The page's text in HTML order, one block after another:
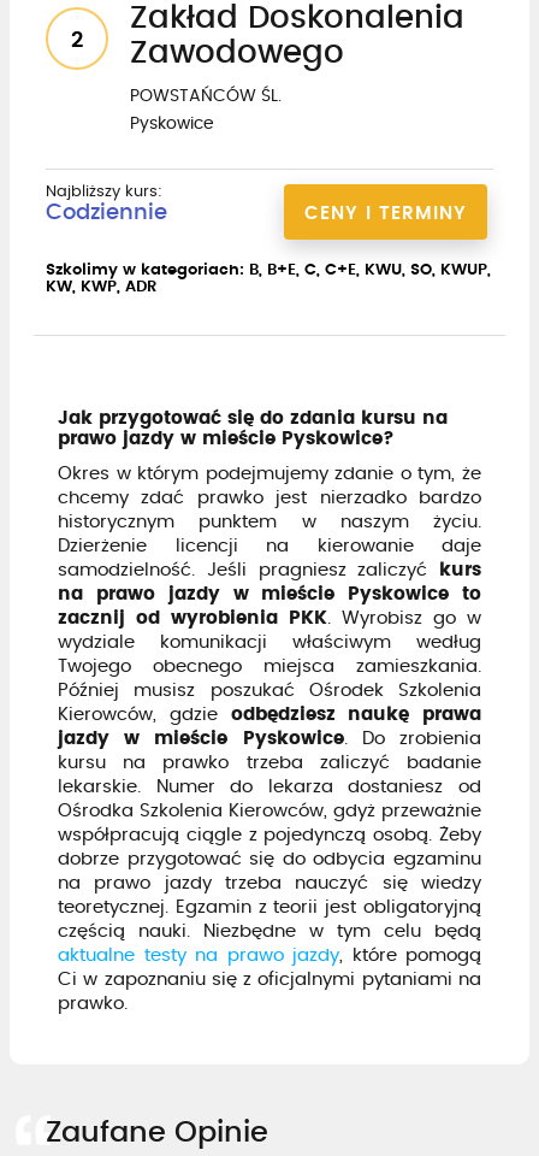
2
Zakład Doskonalenia
Zawodowego
POWSTAŃCÓW ŚL.
Pyskowice
CENY I TERMINY
Najbliższy kurs:
Codziennie
Szkolimy w kategoriach: B, B+E, C, C+E, KWU, SO, KWUP,
KW, KWP, ADR
Jak przygotować się do zdania kursu na
prawo jazdy w mieście Pyskowice?
Okres w którym podejmujemy zdanie o tym, że
chcemy zdać prawko jest nierzadko bardzo
historycznym punktem w naszym życiu.
Dzierżenie licencji na kierowanie daje
samodzielność. Jeśli pragniesz zaliczyć
kurs
na prawo jazdy w mieście Pyskowice to
zacznij od wyrobienia PKK . Wyrobisz go w
wydziale komunikacji właściwym według
Twojego obecnego miejsca zamieszkania.
Później musisz poszukać Ośrodek Szkolenia
Kierowców, gdzie odbędziesz naukę prawa
jazdy w mieście Pyskowice. Do zrobienia
kursu na prawko trzeba zaliczyć badanie
lekarskie. Numer do lekarza dostaniesz od
Ośrodka Szkolenia Kierowców, gdyż przeważnie
współpracują ciągle z pojedynczą osobą. Żeby
dobrze przygotować się do odbycia egzaminu
na prawo jazdy trzeba nauczyć się wiedzy
teoretycznej. Egzamin z teorii jest obligatoryjną
częścią nauki. Niezbędne w tym celu będą
aktualne testy na prawo jazdy , które pomogą
Ci w zapoznaniu się z oficjalnymi pytaniami na
prawko.
Zaufane Opinie